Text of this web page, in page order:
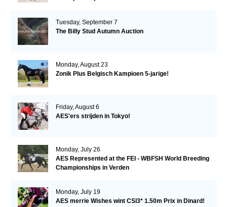
Tuesday, September 7
The Billy Stud Autumn Auction
Monday, August 23
Zonik Plus Belgisch Kampioen 5-jarige!
Friday, August 6
AES'ers strijden in Tokyo!
Monday, July 26
AES Represented at the FEI - WBFSH World Breeding
Championships in Verden
Monday, July 19
AES merrie Wishes wint CSI3* 1.50m Prix in Dinard!